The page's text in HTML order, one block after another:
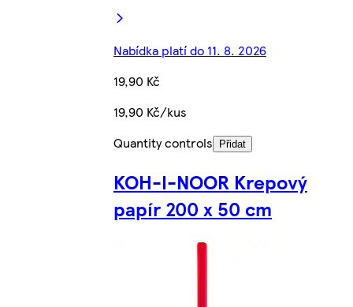
Nabídka platí do 11. 8. 2026
19,90 Kč
19,90 Kč/kus
Quantity controls
Přidat
KOH-I-NOOR Krepový
papír 200 x 50 cm